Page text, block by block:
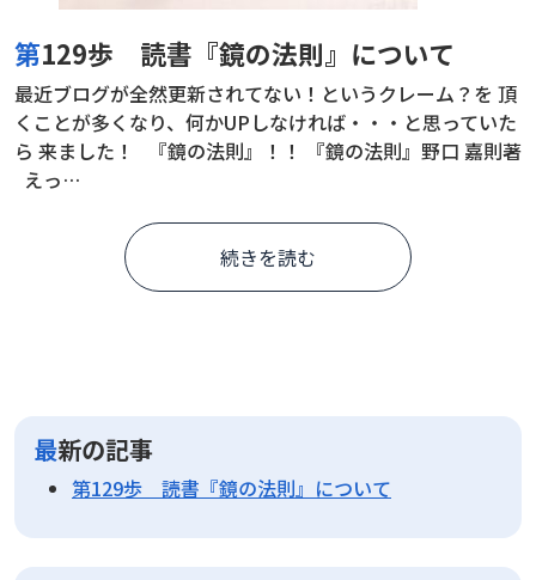
第129歩 読書『鏡の法則』について
最近ブログが全然更新されてない！というクレーム？を 頂
くことが多くなり、何かUPしなければ・・・と思っていた
ら 来ました！ 『鏡の法則』！！ 『鏡の法則』野口 嘉則著
えっ…
続きを読む
最新の記事
第129歩 読書『鏡の法則』について